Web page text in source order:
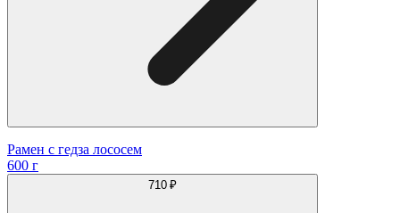
Рамен с гедза лососем
600 г
710 ₽